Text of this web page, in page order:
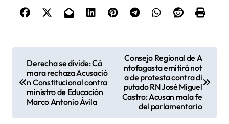
Derecha se divide: Cá
mara rechaza Acusació
n Constitucional contra
ministro de Educación
Marco Antonio Ávila
Consejo Regional de A
ntofagasta emitirá not
a de protesta contra di
putado RN José Miguel
Castro: Acusan mala fe
del parlamentario